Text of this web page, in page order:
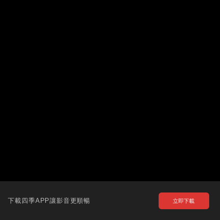
下載四季APP讓影音更順暢 立即下載